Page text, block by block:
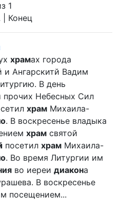
1
| Конец
храмах города
и Ангарскитй Вадим
В день
прочих Небесных Сил
храм Михаила-
. В воскресенье владыка
храм святой
посетил храм Михаила-
. Во время Литургии им
во иереи диакона
В воскресенье
посещением...